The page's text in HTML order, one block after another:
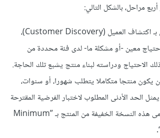
مراحل، بالشكل التالي:
تسمى المرحلة الأولى بـ اكتشاف العميل (Customer Discovery)،
معين -أو مشكلة ما- لدى فئة محددة من
الاحتياج ودراسته لبناء منتج يشبع تلك الحاجة.
يكون منتجا متكاملا يتطلب شهورا، أو سنوات،
الحد الأدنى المطلوب لاختبار الفرضية المقترحة
لإشباع الاحتياج. تسمى هذه النسخة الخفيفة من المنتج بـ ”Minimum